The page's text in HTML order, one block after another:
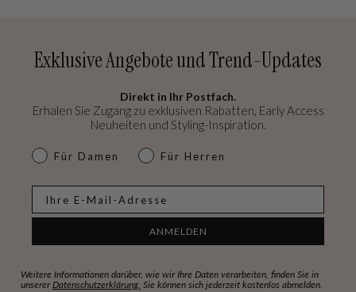
Exklusive Angebote und Trend-Updates
Direkt in Ihr Postfach.
Erhalen Sie Zugang zu exklusiven Rabatten, Early Access
Neuheiten und Styling-Inspiration.
dames & heren
Für Damen Für Herren
ANMELDEN
Weitere Informationen darüber, wie wir Ihre Daten verarbeiten, finden Sie in
unserer Datenschutzerklärung. Sie können sich jederzeit kostenlos abmelden.